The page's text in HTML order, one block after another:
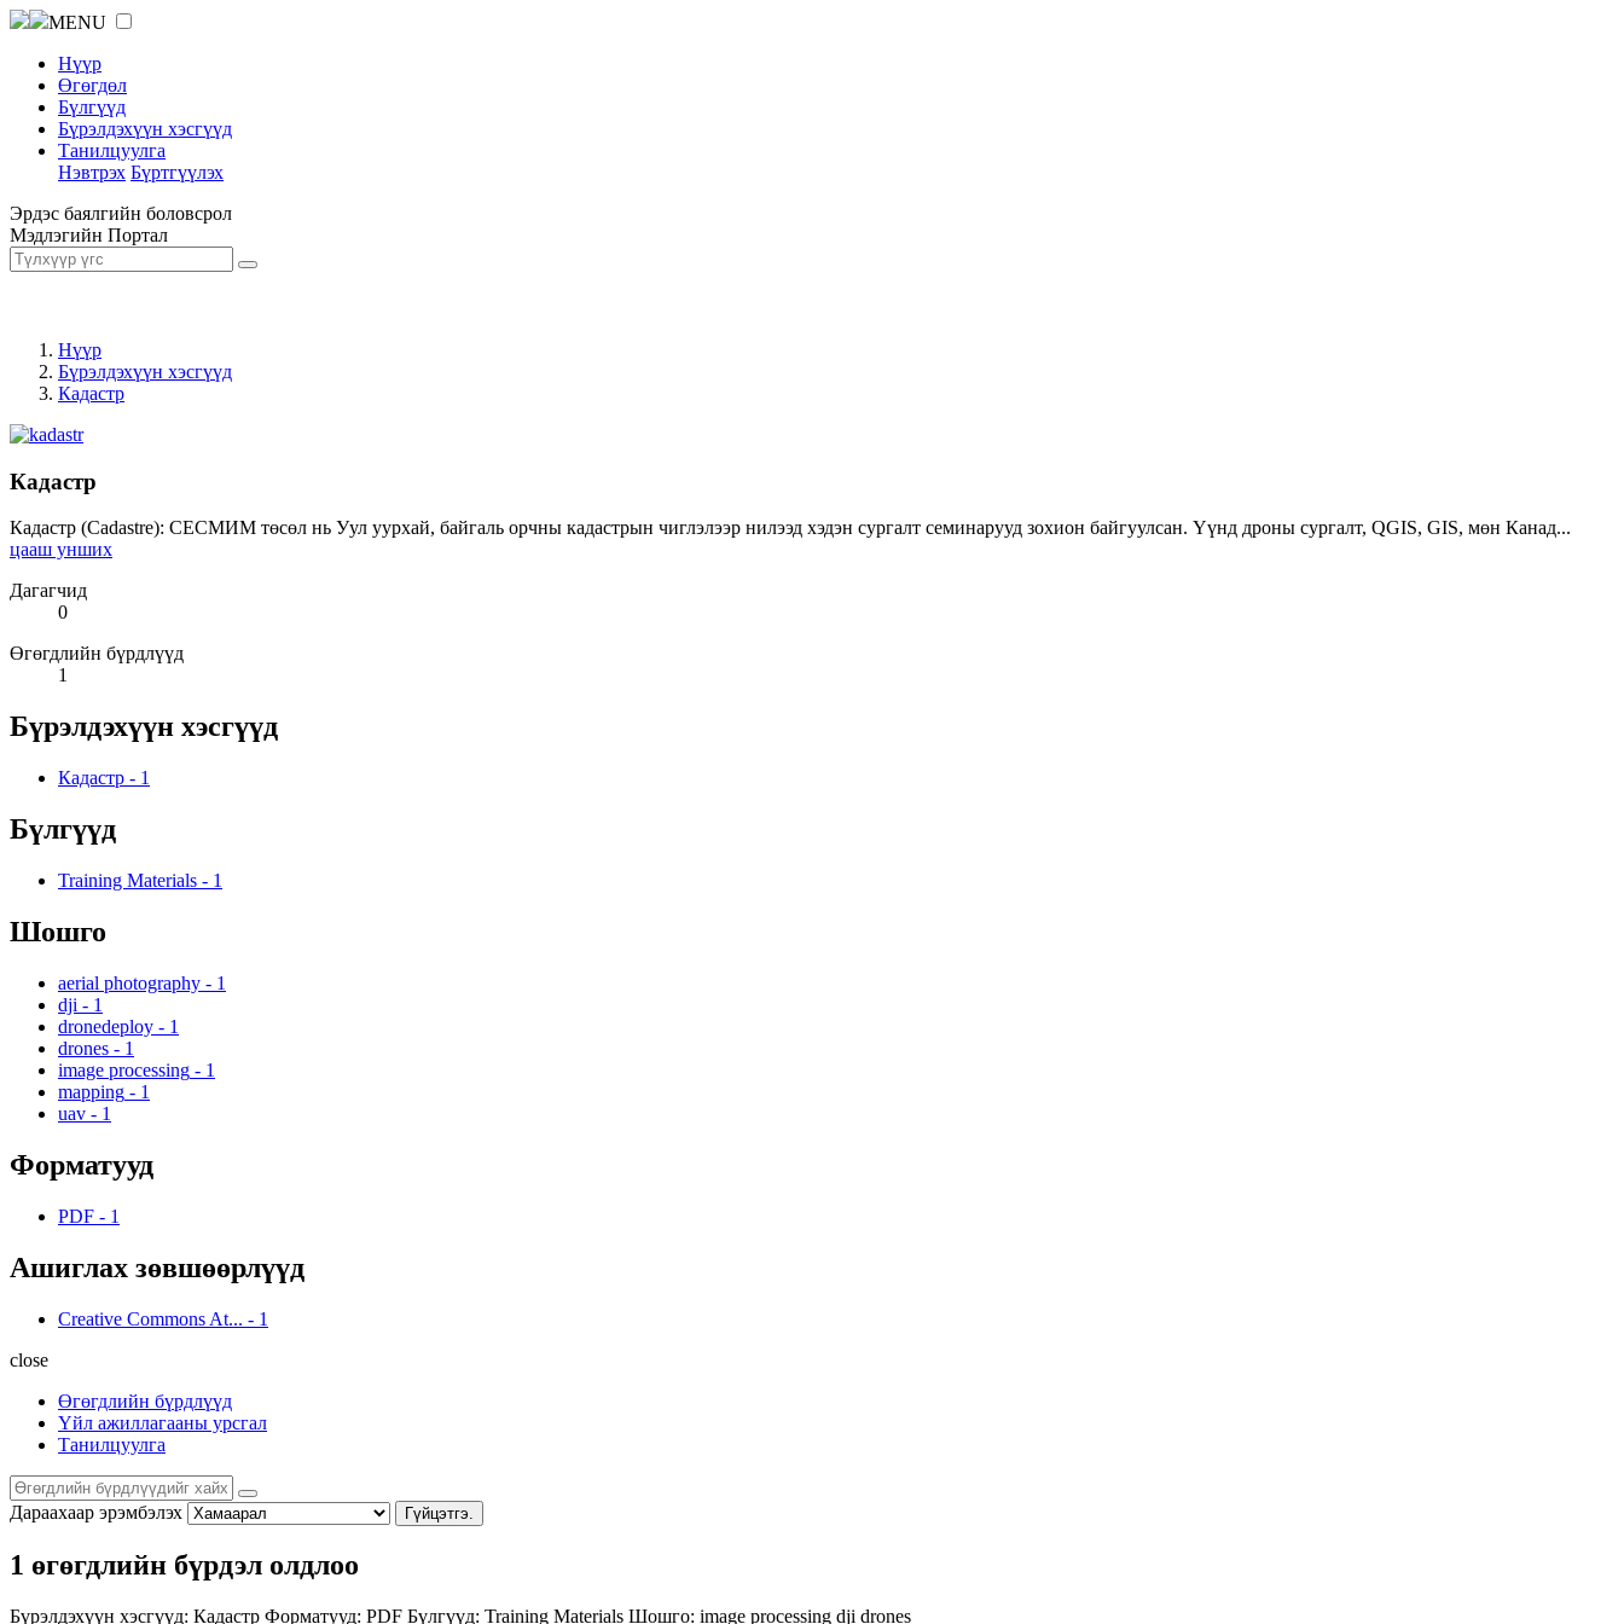
MENU
Нүүр
Өгөгдөл
Бүлгүүд
Бүрэлдэхүүн хэсгүүд
Танилцуулга
Нэвтрэх Бүртгүүлэх
Эрдэс баялгийн боловсрол
Мэдлэгийн Портал
Нүүр
Бүрэлдэхүүн хэсгүүд
Кадастр
Кадастр
Кадастр (Cadastre): СЕСМИМ төсөл нь Уул уурхай, байгаль орчны кадастрын чиглэлээр нилээд хэдэн сургалт семинарууд зохион байгуулсан. Үүнд дроны сургалт, QGIS, GIS, мөн Канад...
цааш унших
Дагагчид
0
Өгөгдлийн бүрдлүүд
1
Бүрэлдэхүүн хэсгүүд
Кадастр - 1
Бүлгүүд
Training Materials - 1
Шошго
aerial photography - 1
dji - 1
dronedeploy - 1
drones - 1
image processing - 1
mapping - 1
uav - 1
Форматууд
PDF - 1
Ашиглах зөвшөөрлүүд
Creative Commons At... - 1
close
Өгөгдлийн бүрдлүүд
Үйл ажиллагааны урсгал
Танилцуулга
Дараахаар эрэмбэлэх Гүйцэтгэ.
1 өгөгдлийн бүрдэл олдлоо
Бүрэлдэхүүн хэсгүүд: Кадастр Форматууд: PDF Бүлгүүд: Training Materials Шошго: image processing dji drones